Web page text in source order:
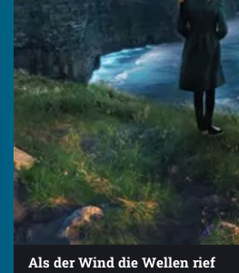
Als der Wind die Wellen rief